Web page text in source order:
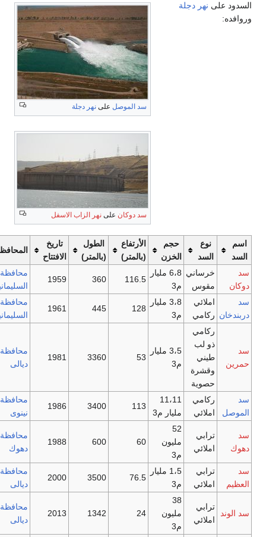
سد الموصلعلى نهر دجلة
سد دوكان علىنهر الزاب الاسفل
على نهر دجلة
السد
الخزن
الأرتفاع
(بالمتر)
الطول
(بالمتر)
الافتتاح
المحافظة
خرساني
مقوس
6،8 مليار
م3
116.5
1959
محافظة
السليمانية
املائي
ركامي
3،8 مليار
م3
128
محافظة
السليمانية
ركامي
ذو لب
طيني
وقشرة
حصوية
3،5 مليار
م3
53
3360
محافظة
ركامي
املائي
11،11
مليار م3
3400
1986
محافظة
ترابي
املائي
مليون
م3
60
1988
محافظة
دهوك
ترابي
املائي
1،5 مليار
م3
76.5
3500
2000
محافظة
الوند
ترابي
املائي
مليون
م3
24
1342
2013
محافظة